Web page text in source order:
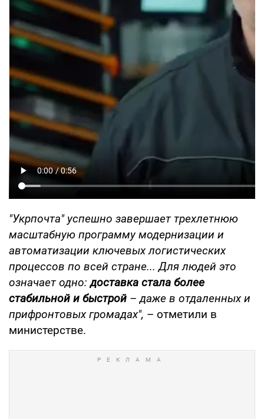
"Укрпочта" успешно завершает трехлетнюю
масштабную программу модернизации и
автоматизации ключевых логистических
процессов по всей стране... Для людей это
означает одно:доставка стала более
стабильной и быстрой – даже в отдаленных и
прифронтовых громадах", – отметили в
министерстве.